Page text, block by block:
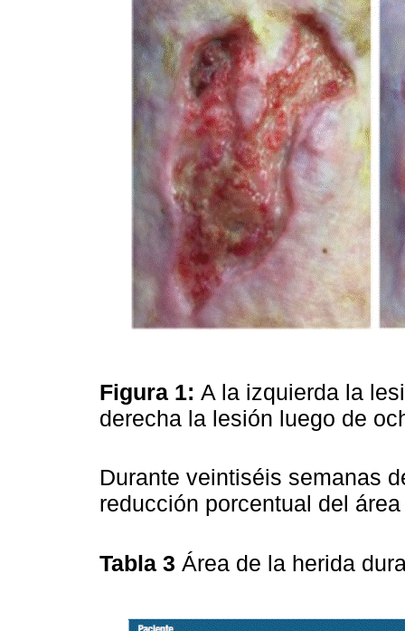
Figura 1: A la izquierda la
derecha la lesión luego de
Durante veintiséis semanas
reducción porcentual del
Tabla 3 Área de la herida